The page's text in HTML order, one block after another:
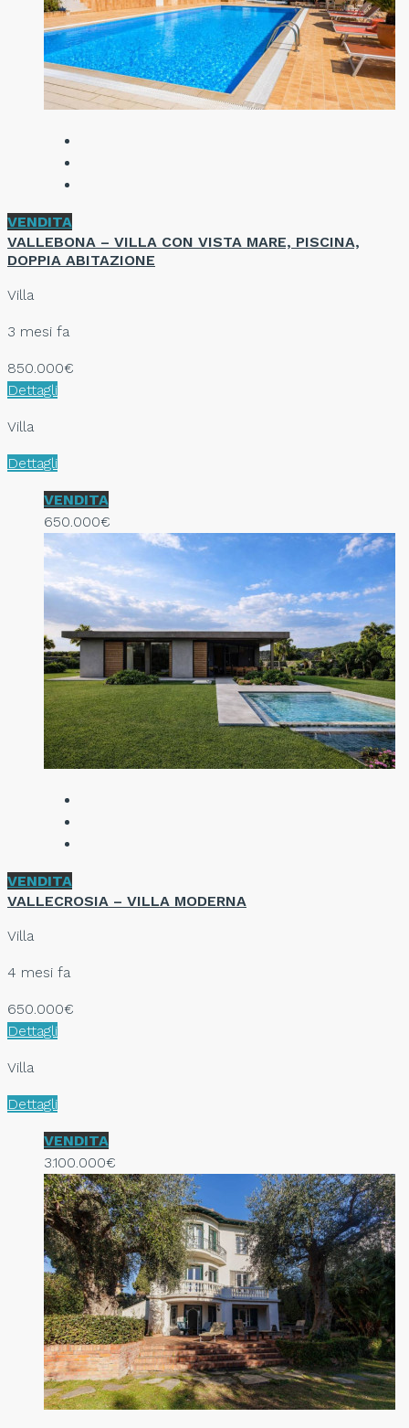
VENDITA
VALLEBONA – VILLA CON VISTA MARE, PISCINA,
DOPPIA ABITAZIONE
Villa
3 mesi fa
850.000€
Dettagli
Villa
Dettagli
VENDITA
650.000€
VENDITA
VALLECROSIA – VILLA MODERNA
Villa
4 mesi fa
650.000€
Dettagli
Villa
Dettagli
VENDITA
3.100.000€